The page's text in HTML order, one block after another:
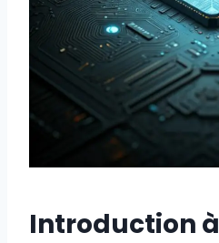
Introduction à